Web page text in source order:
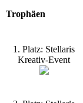
Trophäen
1. Platz: Stellaris
Kreativ-Event